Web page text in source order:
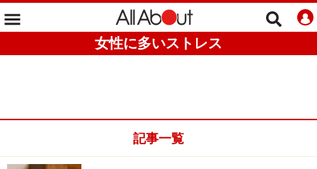
女性に多いストレス
記事一覧